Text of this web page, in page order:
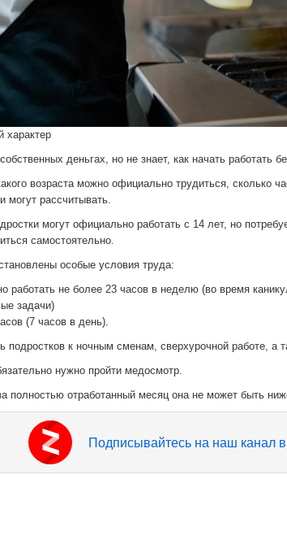
характер
деньгах, но не знает, как начать работать
возраста можно официально трудиться, сколько
могут рассчитывать.
могут официально работать с 14 лет, но
самостоятельно.
особые условия труда:
работать не более 23 часов в неделю (во время
задачи)
(7 часов в день).
подростков к ночным сменам, сверхурочной работе, а
нужно пройти медосмотр.
полностью отработанный месяц она не может быть
Подписывайтесь на наш канал в